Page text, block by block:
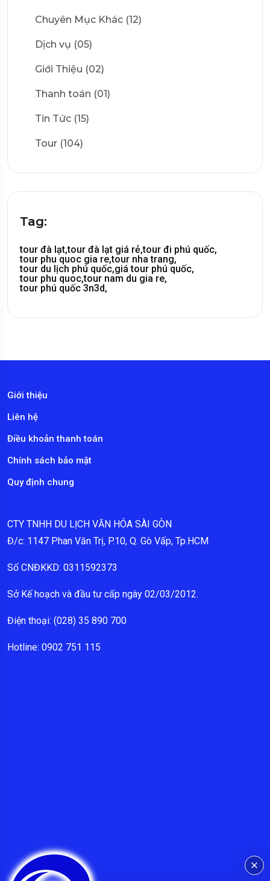
Chuyên Mục Khác (12)
Dịch vụ (05)
Giới Thiệu (02)
Thanh toán (01)
Tin Tức (15)
Tour (104)
Tag:
tour đà lạt,tour đà lạt giá rẻ,tour đi phú quốc,
tour phu quoc gia re,tour nha trang,
tour du lịch phú quốc,giá tour phú quốc,
tour phu quoc,tour nam du gia re,
tour phú quốc 3n3d,
Giới thiệu
Liên hệ
Điều khoản thanh toán
Chính sách bảo mật
Quy định chung
CTY TNHH DU LỊCH VĂN HÓA SÀI GÒN
Đ/c: 1147 Phan Văn Trị, P.10, Q. Gò Vấp, Tp.HCM
Số CNĐKKD: 0311592373
Sở Kế hoạch và đầu tư cấp ngày 02/03/2012.
Điện thoại: (028) 35 890 700
Hotline: 0902 751 115